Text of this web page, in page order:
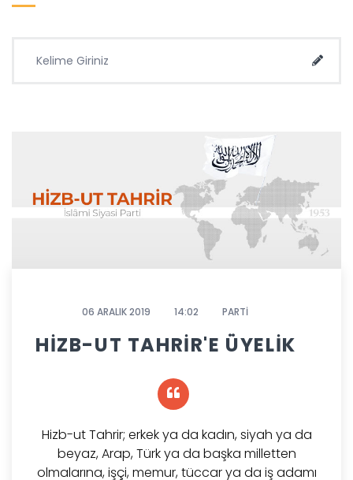
Ara
06 ARALIK 2019 14:02 PARTİ
HİZB-UT TAHRİR'E ÜYELİK
Hizb-ut Tahrir; erkek ya da kadın, siyah ya da
beyaz, Arap, Türk ya da başka milletten
olmalarına, işçi, memur, tüccar ya da iş adamı